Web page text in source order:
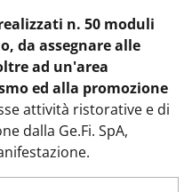
n. 50 moduli
da assegnare alle
ad un'area
ed alla promozione
attività ristorative e di
dalla Ge.Fi. SpA,